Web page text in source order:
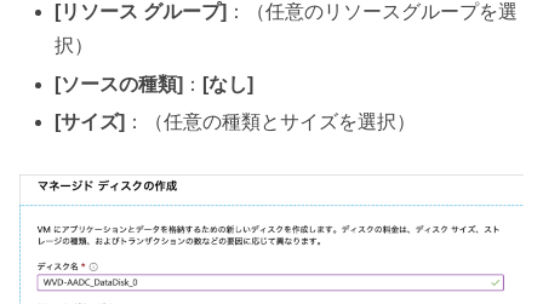
[リソース グループ] ：（任意のリソースグループを選
択）
[ソースの種類] ： [なし]
[サイズ] ：（任意の種類とサイズを選択）